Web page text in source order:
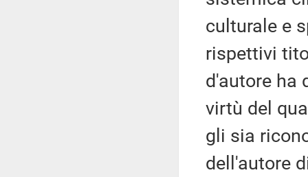
culturale e
rispettivi
d'autore ha
virtù del
gli sia
dell'autore